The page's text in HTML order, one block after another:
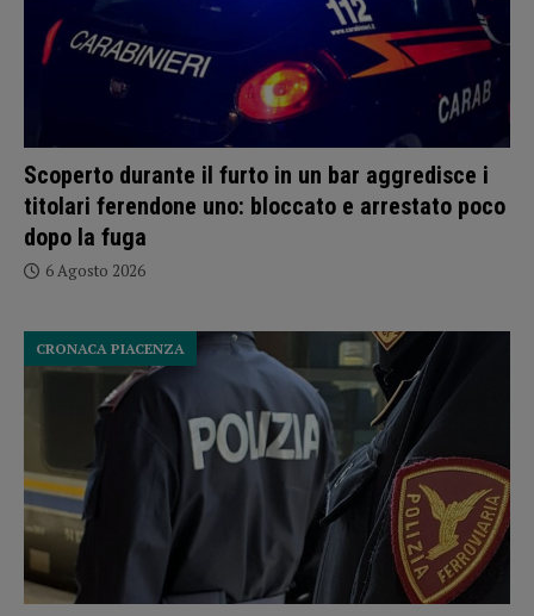
Scoperto durante il furto in un bar aggredisce i
titolari ferendone uno: bloccato e arrestato poco
dopo la fuga
6 Agosto 2026
CRONACA PIACENZA